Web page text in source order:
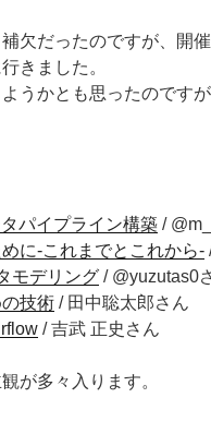
欠だったのですが、開
きました。
うかとも思ったのです
パイプライン構築 /
に-これまでとこれから-
モデリング / @yuzutas0
技術 / 田中聡太郎さん
/ 吉武 正史さん
が多々入ります。